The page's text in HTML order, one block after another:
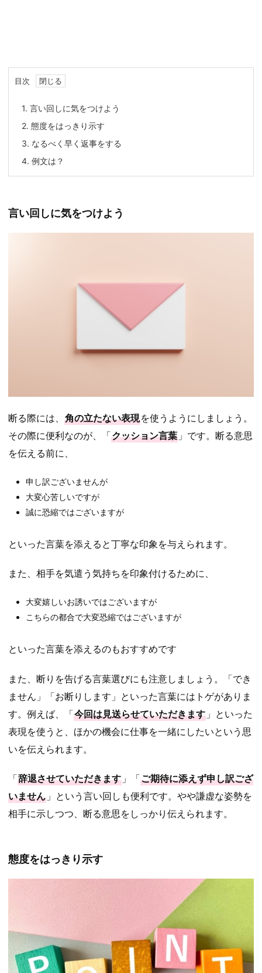
目次
1. 言い回しに気をつけよう
2. 態度をはっきり示す
3. なるべく早く返事をする
4. 例文は？
言い回しに気をつけよう
断る際には、 角の立たない表現を使うようにしましょう。
その際に便利なのが、「クッション言葉 」です。断る意思
を伝える前に、
申し訳ございませんが
大変心苦しいですが
誠に恐縮ではございますが
といった言葉を添えると丁寧な印象を与えられます。
また、相手を気遣う気持ちを印象付けるために、
大変嬉しいお誘いではございますが
こちらの都合で大変恐縮ではございますが
といった言葉を添えるのもおすすめです
また、断りを告げる言葉選びにも注意しましょう。「でき
ません」「お断りします」といった言葉にはトゲがありま
す。例えば、「今回は見送らせていただきます 」といった
表現を使うと、ほかの機会に仕事を一緒にしたいという思
いを伝えられます。
「辞退させていただきます 」「ご期待に添えず申し訳ござ
いません 」という言い回しも便利です。やや謙虚な姿勢を
相手に示しつつ、断る意思をしっかり伝えられます。
態度をはっきり示す